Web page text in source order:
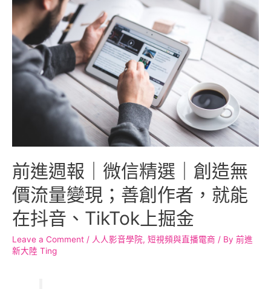
前進週報｜微信精選｜創造無
價流量變現；善創作者，就能
在抖音、TikTok上掘金
Leave a Comment / 人人影音學院, 短視頻與直播電商 / By 前進
新大陸 Ting